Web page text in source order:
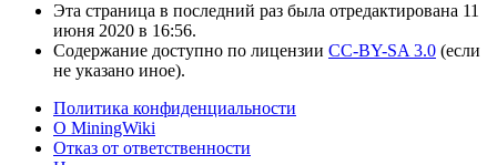
Эта страница в последний раз была отредактирована 11
июня 2020 в 16:56.
Содержание доступно по лицензии CC-BY-SA 3.0 (если
не указано иное).
Политика конфиденциальности
О MiningWiki
Отказ от ответственности